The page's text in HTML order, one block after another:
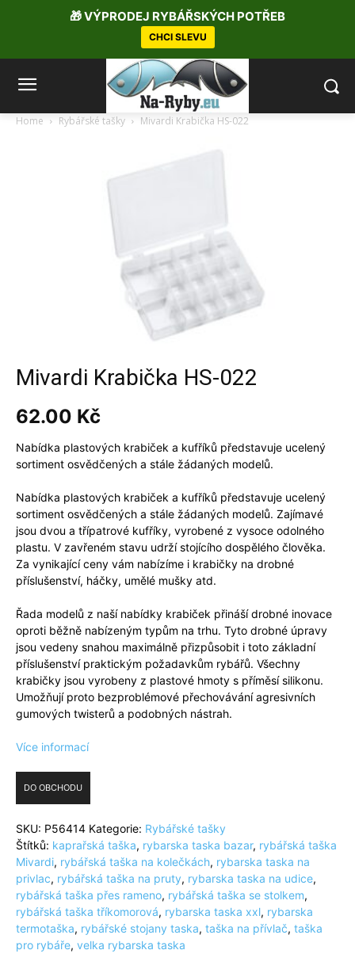
Home Rybářské tašky Mivardi Krabička HS-022
Mivardi Krabička HS-022
62.00 Kč
Nabídka plastových krabiček a kufříků představuje ucelený
sortiment osvědčených a stále žádaných modelů.
Nabídka plastových krabiček a kufříků představuje ucelený
sortiment osvědčených a stále žádaných modelů. Zajímavé
jsou dvou a třípatrové kufříky, vyrobené z vysoce odolného
plastu. V zavřeném stavu udrží stojícího dospělého člověka.
Za vynikající ceny vám nabízíme i krabičky na drobné
příslušenství, háčky, umělé mušky atd.
Řada modelů z naší nabídky krabiček přináší drobné inovace
oproti běžně nabízeným typům na trhu. Tyto drobné úpravy
jsou vedeny snahou maximálně přizpůsobit i toto základní
příslušenství praktickým požadavkům rybářů. Všechny
krabičky jsou vyrobeny z plastové hmoty s příměsí silikonu.
Umožňují proto bezproblémové přechovávání agresivních
gumových twisterů a podobných nástrah.
Více informací
DO OBCHODU
SKU: P56414 Kategorie: Rybářské tašky
Štítků: kaprařská taška, rybarska taska bazar, rybářská taška
Mivardi, rybářská taška na kolečkách, rybarska taska na
privlac, rybářská taška na pruty, rybarska taska na udice,
rybářská taška přes rameno, rybářská taška se stolkem,
rybářská taška tříkomorová, rybarska taska xxl, rybarska
termotaška, rybářské stojany taska, taška na přívlač, taška
pro rybáře, velka rybarska taska
🎁 VÝPRODEJ RYBÁŘSKÝCH POTŘEB
CHCI SLEVU